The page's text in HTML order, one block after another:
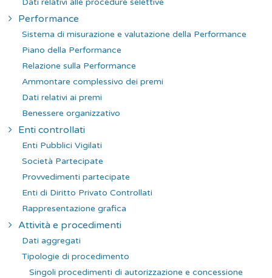
Performance
Sistema di misurazione e valutazione della Performance
Piano della Performance
Relazione sulla Performance
Ammontare complessivo dei premi
Dati relativi ai premi
Benessere organizzativo
Enti controllati
Enti Pubblici Vigilati
Società Partecipate
Provvedimenti partecipate
Enti di Diritto Privato Controllati
Rappresentazione grafica
Attività e procedimenti
Dati aggregati
Tipologie di procedimento
Singoli procedimenti di autorizzazione e concessione